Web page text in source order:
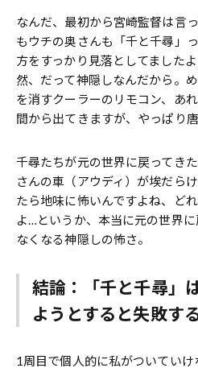
なんだ、最初から宮崎監督は言
もウチの奥さんも「千と千尋」
方をすっかり見落としてました
然、だって神隠しなんだから。
を消すクーラーのリモコン、あ
間から出てきますが、やっぱり
千尋たちが元の世界に戻ってき
さんの車（アウディ）が埃だら
たら地味に怖いんですよね、ど
よ…というか、本当に元の世界
なくなる神隠しの怖さ。
結論：「千と千尋」
ようとすると失敗す
1周目で個人的に私がついてい